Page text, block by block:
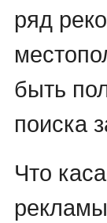
ряд
быть
поиска
Что